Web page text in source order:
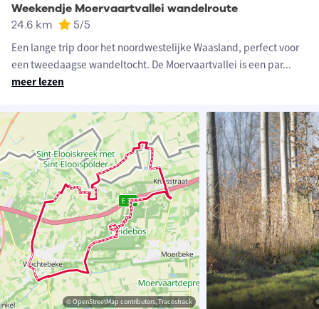
Weekendje Moervaartvallei wandelroute
24.6 km 5/5
Een lange trip door het noordwestelijke Waasland, perfect voor
een tweedaagse wandeltocht. De Moervaartvallei is een par...
meer lezen
© OpenStreetMap contributors, Tracestrack